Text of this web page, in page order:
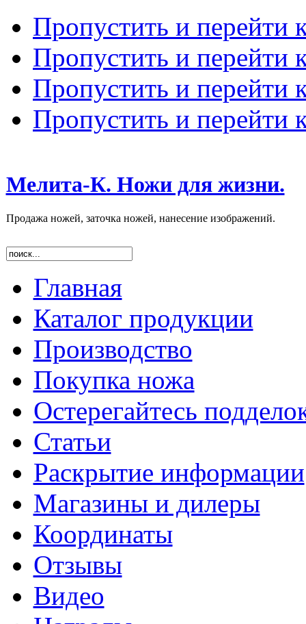
Пропустить и перейти
Пропустить и перейти
Пропустить и перейти
Пропустить и перейти
Мелита-К. Ножи для жизни.
Продажа ножей, заточка ножей, нанесение изображений.
Главная
Каталог продукции
Производство
Покупка ножа
Остерегайтесь
Статьи
Раскрытие информации
Магазины и дилеры
Координаты
Отзывы
Видео